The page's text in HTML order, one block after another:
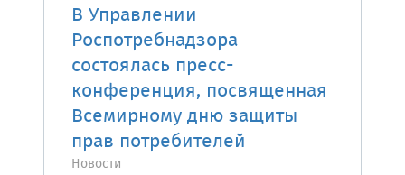
В Управлении
Роспотребнадзора
состоялась пресс-
конференция, посвященная
Всемирному дню защиты
прав потребителей
Новости